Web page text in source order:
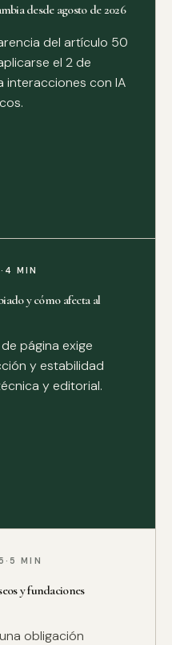
desde agosto de 2026
del artículo 50
el 2 de
con IA
· 4 MIN
y cómo afecta al
página exige
y estabilidad
y editorial.
· 5 MIN
y fundaciones
obligación